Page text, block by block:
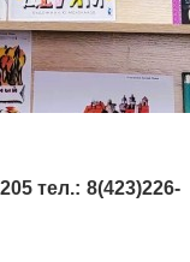
тел.: 8(423)226-